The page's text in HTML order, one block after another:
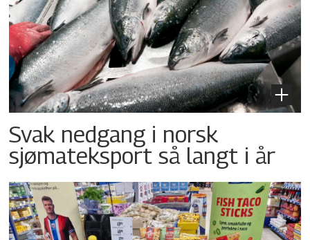
Svak nedgang i norsk
sjømateksport så langt i år